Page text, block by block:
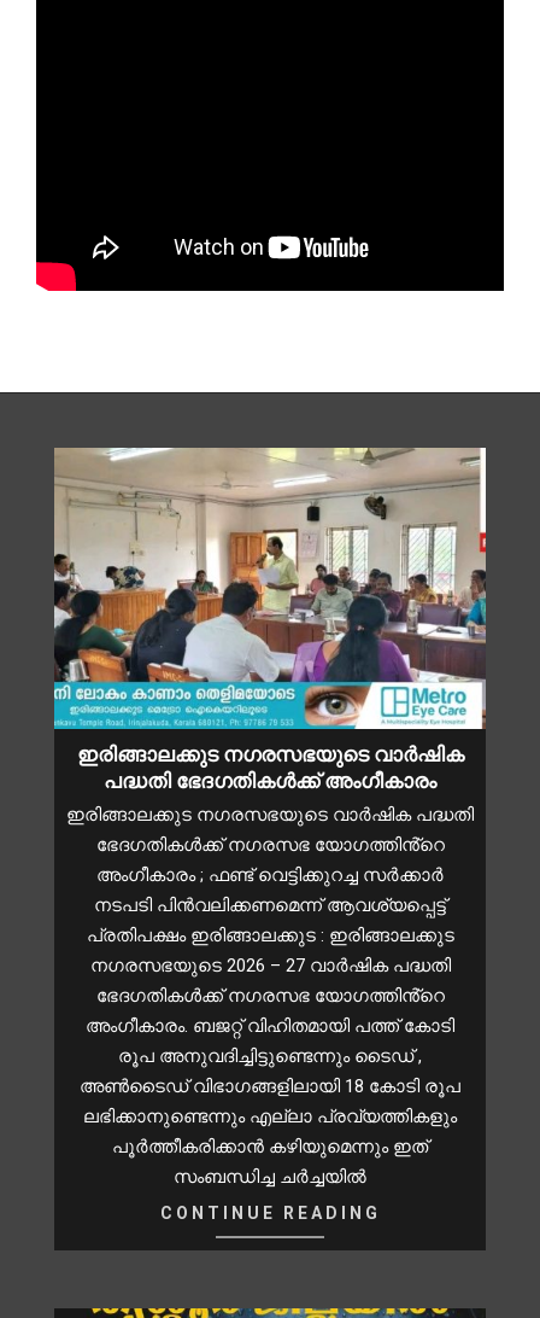
ഇരിങ്ങാലക്കുട നഗരസഭയുടെ വാർഷിക
പദ്ധതി ഭേദഗതികൾക്ക് അംഗീകാരം
ഇരിങ്ങാലക്കുട നഗരസഭയുടെ വാർഷിക പദ്ധതി
ഭേദഗതികൾക്ക് നഗരസഭ യോഗത്തിൻ്റെ
അംഗീകാരം ; ഫണ്ട് വെട്ടിക്കുറച്ച സർക്കാർ
നടപടി പിൻവലിക്കണമെന്ന് ആവശ്യപ്പെട്ട്
പ്രതിപക്ഷം ഇരിങ്ങാലക്കുട : ഇരിങ്ങാലക്കുട
നഗരസഭയുടെ 2026 – 27 വാർഷിക പദ്ധതി
ഭേദഗതികൾക്ക് നഗരസഭ യോഗത്തിൻ്റെ
അംഗീകാരം. ബജറ്റ് വിഹിതമായി പത്ത് കോടി
രൂപ അനുവദിച്ചിട്ടുണ്ടെന്നും ടൈഡ് ,
അൺടൈഡ് വിഭാഗങ്ങളിലായി 18 കോടി രൂപ
ലഭിക്കാനുണ്ടെന്നും എല്ലാ പ്രവ്യത്തികളും
പൂർത്തീകരിക്കാൻ കഴിയുമെന്നും ഇത്
സംബന്ധിച്ച ചർച്ചയിൽ
CONTINUE READING